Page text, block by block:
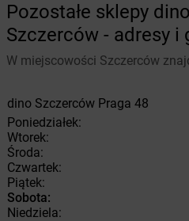
Pozostałe sklepy
Szczerców - adresy i
W miejscowości Szczerców
dino Szczerców Praga 48
Poniedziałek:
Wtorek:
Środa:
Czwartek:
Piątek:
Sobota:
Niedziela: